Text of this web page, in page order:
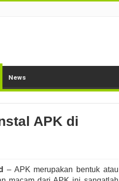
News
APK di
– APK merupakan bentuk atau